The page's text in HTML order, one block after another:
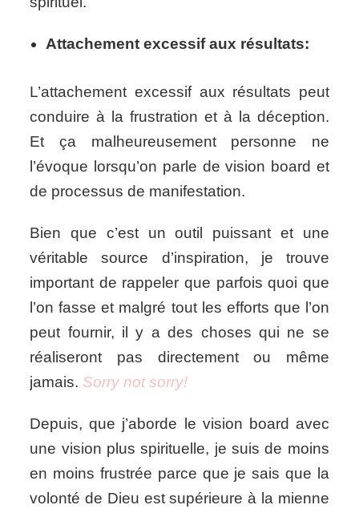
Attachement excessif aux résultats:
L’attachement excessif aux résultats peut
conduire à la frustration et à la déception.
Et ça malheureusement personne ne
l’évoque lorsqu’on parle de vision board et
de processus de manifestation.
Bien que c’est un outil puissant et une
véritable source d’inspiration, je trouve
important de rappeler que parfois quoi que
l’on fasse et malgré tout les efforts que l’on
peut fournir, il y a des choses qui ne se
réaliseront pas directement ou même
jamais. Sorry not sorry!
Depuis, que j’aborde le vision board avec
une vision plus spirituelle, je suis de moins
en moins frustrée parce que je sais que la
volonté de Dieu est supérieure à la mienne